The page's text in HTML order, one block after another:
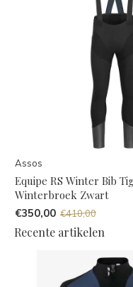
Assos
Equipe RS Winter Bib
Winterbroek Zwart
€350,00 €410,00
Recente artikelen